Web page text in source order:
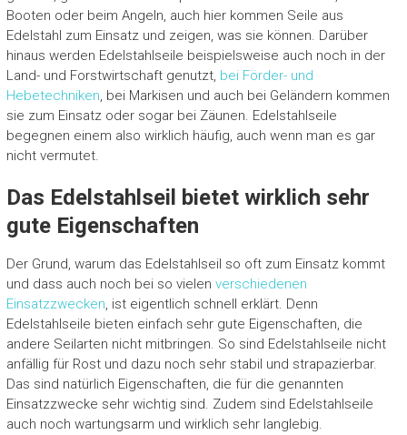
Booten oder beim Angeln, auch hier kommen Seile aus
Edelstahl zum Einsatz und zeigen, was sie können. Darüber
hinaus werden Edelstahlseile beispielsweise auch noch in der
Land- und Forstwirtschaft genutzt, bei Förder- und
Hebetechniken, bei Markisen und auch bei Geländern kommen
sie zum Einsatz oder sogar bei Zäunen. Edelstahlseile
begegnen einem also wirklich häufig, auch wenn man es gar
nicht vermutet.
Das Edelstahlseil bietet wirklich sehr
gute Eigenschaften
Der Grund, warum das Edelstahlseil so oft zum Einsatz kommt
und dass auch noch bei so vielen verschiedenen
Einsatzzwecken, ist eigentlich schnell erklärt. Denn
Edelstahlseile bieten einfach sehr gute Eigenschaften, die
andere Seilarten nicht mitbringen. So sind Edelstahlseile nicht
anfällig für Rost und dazu noch sehr stabil und strapazierbar.
Das sind natürlich Eigenschaften, die für die genannten
Einsatzzwecke sehr wichtig sind. Zudem sind Edelstahlseile
auch noch wartungsarm und wirklich sehr langlebig.